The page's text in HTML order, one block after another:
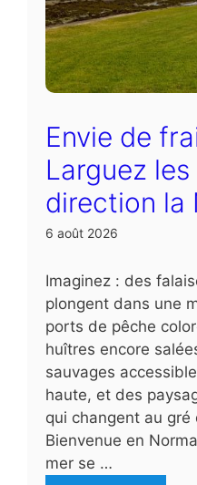
Envie de
Larguez
direction la
6 août 2026
Imaginez : des
plongent dans une
ports de pêche
huîtres encore
sauvages
haute, et des
qui changent au gré
Bienvenue en
mer se …